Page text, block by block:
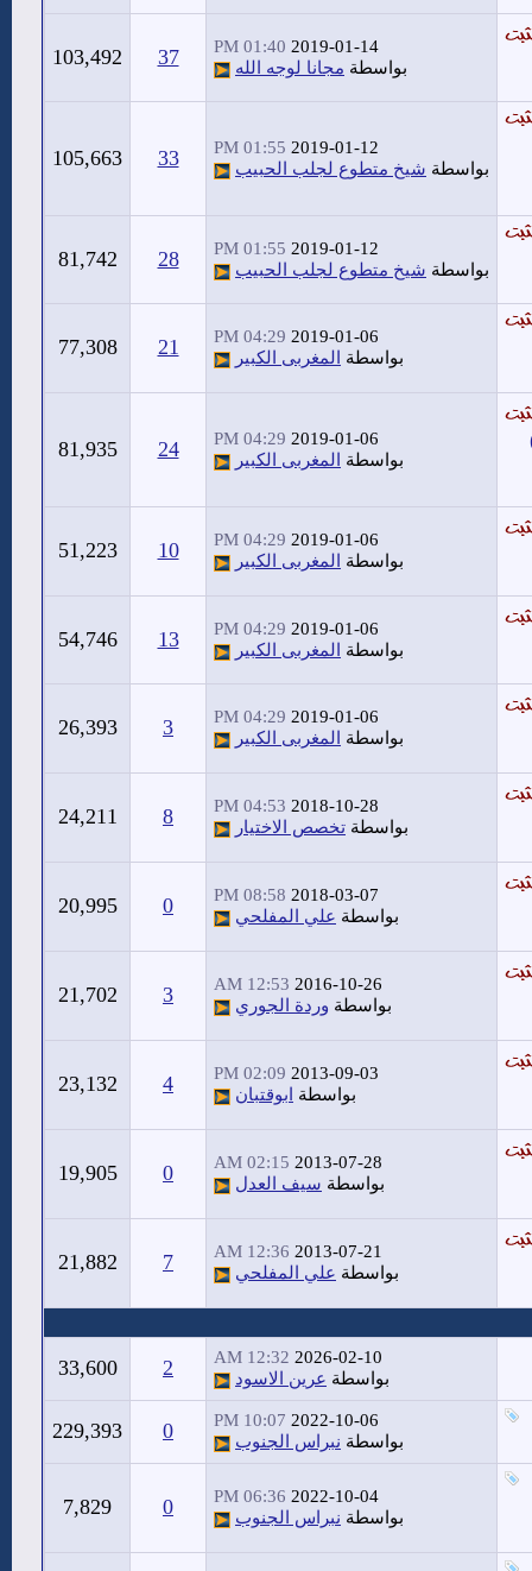
2019-01-14
01:40 PM
بواسطة مجانا لوجه الله 37
103,492
2019-01-12
01:55 PM
بواسطة شيخ متطوع لجلب الحبيب 33
105,663
2019-01-12
01:55 PM
بواسطة شيخ متطوع لجلب الحبيب 28
81,742
2019-01-06
04:29 PM
بواسطة
المغربى الكبير 21
77,308
2019-01-06
04:29 PM
بواسطة
المغربى الكبير 24
81,935
2019-01-06
04:29 PM
بواسطة
المغربى الكبير 10
51,223
2019-01-06
04:29 PM
بواسطة
المغربى الكبير 13
54,746
2019-01-06
04:29 PM
بواسطة
المغربى الكبير 3
26,393
2018-10-28
04:53 PM
بواسطة تخصص الاختيار 8
24,211
2018-03-07
08:58 PM
بواسطة علي المفلحي 0
20,995
2016-10-26
12:53 AM
بواسطة وردة الجوري 3
21,702
2013-09-03
02:09 PM
بواسطة
ابوقتبان 4
23,132
2013-07-28
02:15 AM
بواسطة سيف العدل 0
19,905
2013-07-21
12:36 AM
بواسطة علي المفلحي 7
21,882
2026-02-10
12:32 AM
بواسطة عرين الاسود 2
33,600
2022-10-06
10:07 PM
بواسطة نبراس الجنوب 0
229,393
2022-10-04
06:36 PM
بواسطة نبراس الجنوب 0
7,829